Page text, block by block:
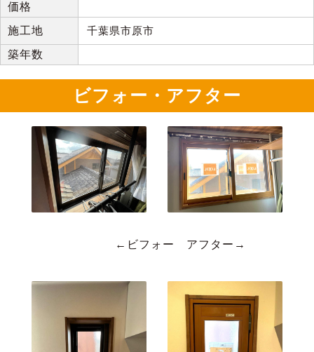
価格
施工地
千葉県市原市
築年数
ビフォー・アフター
←ビフォー アフター→